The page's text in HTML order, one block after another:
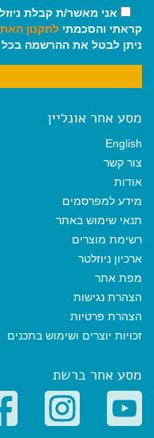
אני מאשר/ת קבלת
קראתי והסכמתי לתקנון
ניתן לבטל את ההרשמה
מסע אחר אונליין
English
צור קשר
אודות
מידע למפרסמים
תנאי שימוש באתר
רשימת מוצרים
ארכיון ניוזלטר
מפת אתר
הצהרת נגישות
הצהרת פרטיות
זכויות יוצרים ושימוש בתכנים
מסע אחר ברשת